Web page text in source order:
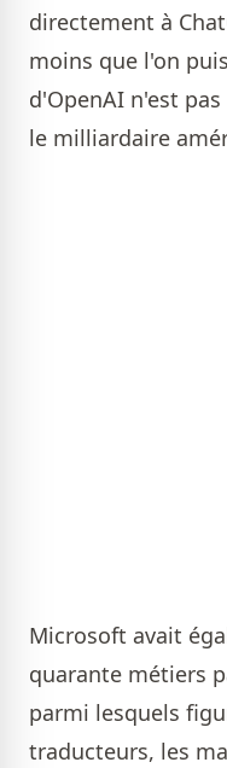
directement à
moins que l'on
d'OpenAI n'est
le milliardaire
Microsoft avait
quarante métiers
parmi lesquels
traducteurs, les